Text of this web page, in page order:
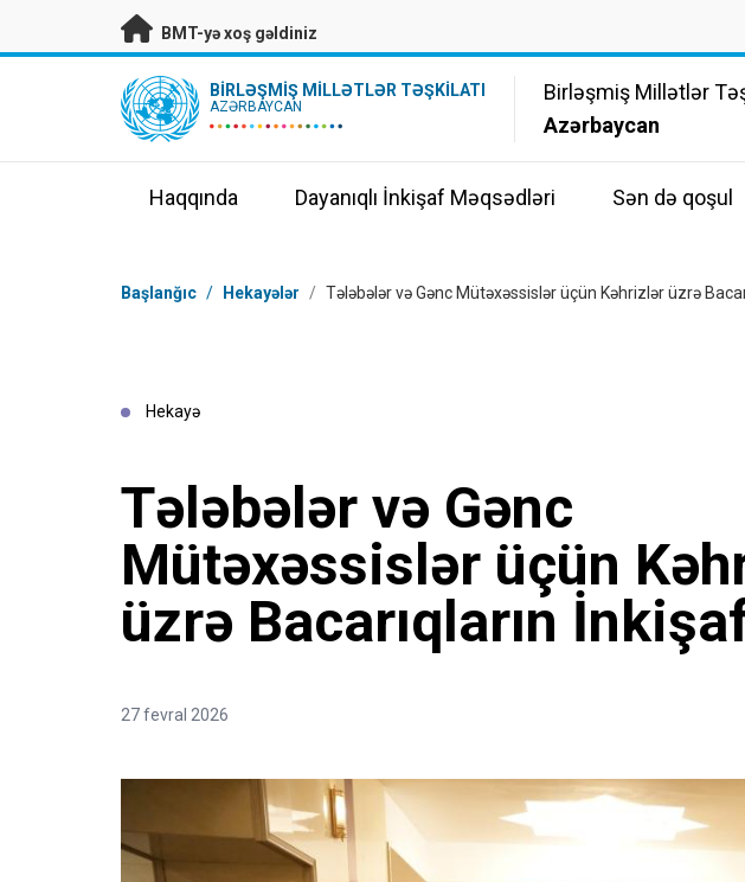
Əsas məzmuna keç
BMT-yə xoş gəldiniz
UN Logo BIRLƏŞMIŞ MILLƏTLƏR TƏŞKILATI
AZƏRBAYCAN
Birləşmiş Millətlər
Azərbaycan
Haqqında Dayanıqlı İnkişaf Məqsədləri Sən də qoşul
Naviqasiya
Başlanğıc / Hekayələr / Tələbələr və Gənc Mütəxəssislər üçün Kəhrizlər üzrə
Hekayə
Tələbələr və Gənc
Mütəxəssislər üçün
üzrə Bacarıqların
27 fevral 2026